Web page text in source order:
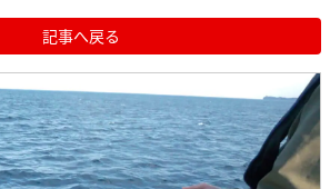
記事へ戻る